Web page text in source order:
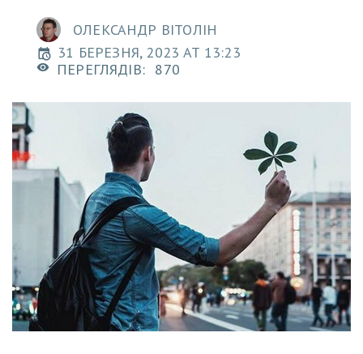
ОЛЕКСАНДР ВІТОЛІН
31 БЕРЕЗНЯ, 2023 AT 13:23
ПЕРЕГЛЯДІВ: 870